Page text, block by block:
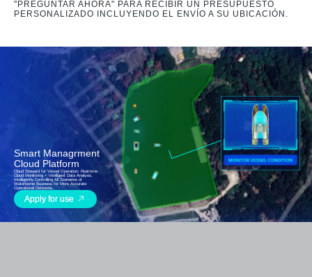
"PREGUNTAR AHORA" PARA RECIBIR UN PRESUPUESTO
PERSONALIZADO INCLUYENDO EL ENVÍO A SU UBICACIÓN.
Smart Managrment
Cloud Platform
Cloud Steward for Vessel Operation: Real-time
Cloud Monitoring + Intelligent Data Analysis,
Intelligently Controlling All Scenarios of
Waterborne Business for More Accurate
Operational Decisions.
Apply for use